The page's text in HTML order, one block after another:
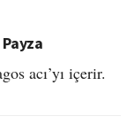
acı’yı içerir.